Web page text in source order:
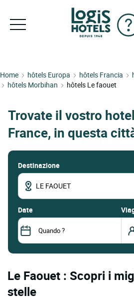
Home hôtels Europa hôtels Francia
hôtels Morbihan
hôtels Le faouet
Trovate il vostro
France, in questa
Destinazione
date
Le Faouet : Scopri i
stelle